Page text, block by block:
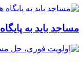
مساجد باید به